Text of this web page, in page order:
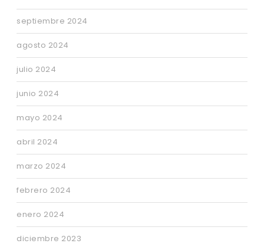
septiembre 2024
agosto 2024
julio 2024
junio 2024
mayo 2024
abril 2024
marzo 2024
febrero 2024
enero 2024
diciembre 2023